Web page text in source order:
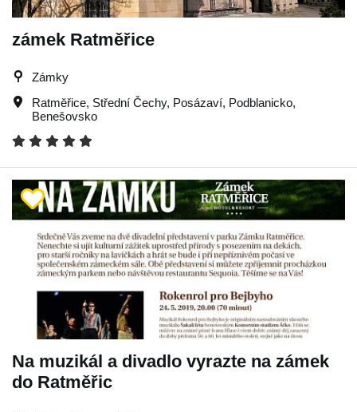
zámek Ratměřice
Zámky
Ratměřice, Střední Čechy, Posázaví, Podblanicko,
Benešovsko
Na muzikál a divadlo vyrazte na zámek
do Ratměřic